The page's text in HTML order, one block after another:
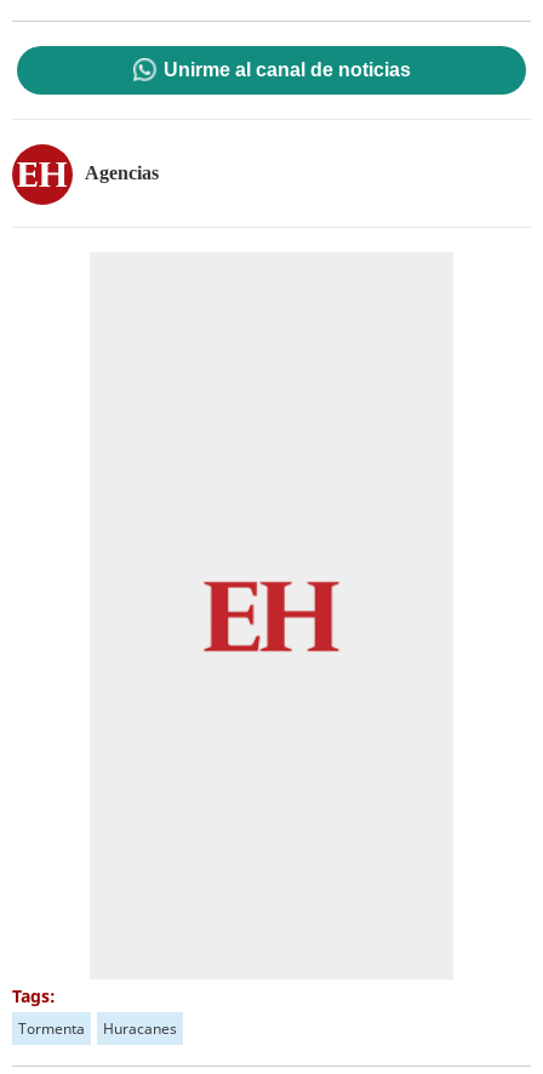
Unirme al canal de noticias
Agencias
Tags:
Tormenta Huracanes